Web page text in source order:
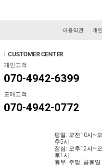
이용약관 개
l CUSTOMER CENTER
개인고객
070-4942-6399
도매고객
070-4942-0772
평일: 오전10시~오
후5시
점심: 오후12시~오
후1시
휴무: 주말, 공휴일